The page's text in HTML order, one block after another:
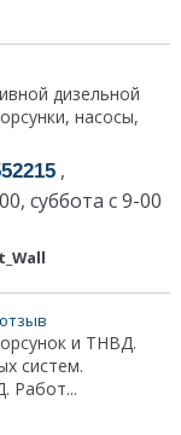
дизельной
насосы,
,
суббота с 9-00
и ТНВД.
систем.
Работ...